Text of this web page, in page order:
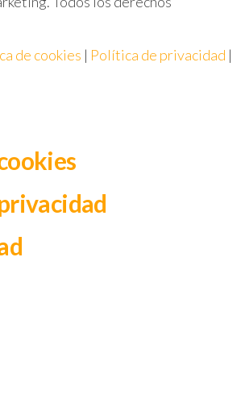
de cookies | Política de privacidad |